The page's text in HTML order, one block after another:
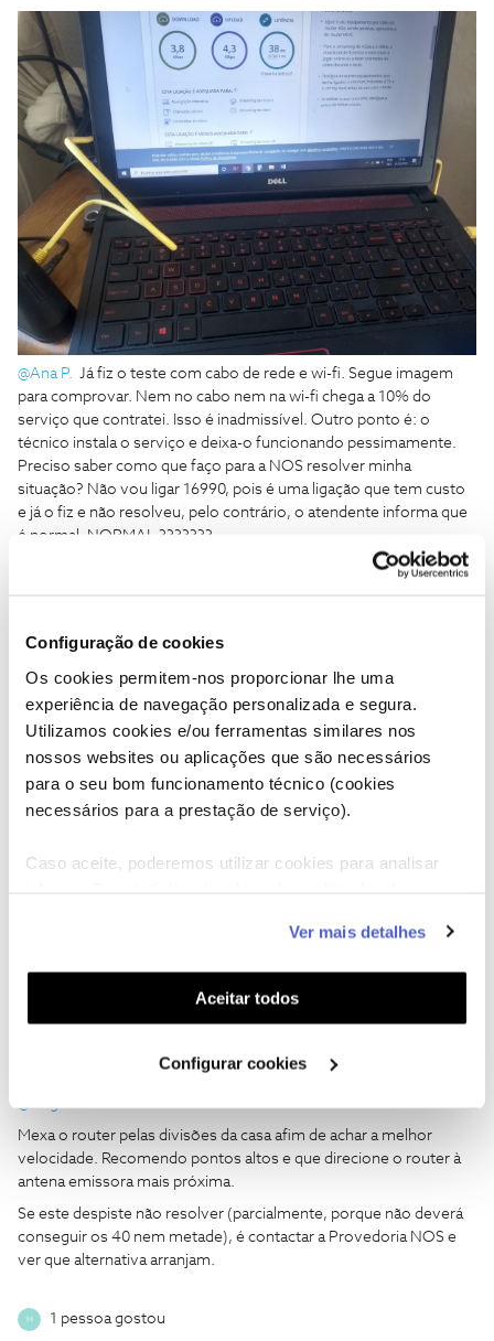
Configuração de cookies
Os cookies permitem-nos proporcionar lhe uma
experiência de navegação personalizada e segura.
Utilizamos cookies e/ou ferramentas similares nos
nossos websites ou aplicações que são necessários
para o seu bom funcionamento técnico (cookies
necessários para a prestação de serviço).
Caso aceite, poderemos utilizar cookies para analisar
funcionalidades (cookies de personalização e
funcionalidade) e adaptar anúncios aos seus interesses
(cookies de publicidade personalizada). Pode gerir a
utilização dos cookies clicando em "Configurar
Ver mais detalhes
Aceitar todos
Configurar cookies
@Ana P. Já fiz o teste com cabo de rede e wi-fi. Segue imagem
para comprovar. Nem no cabo nem na wi-fi chega a 10% do
serviço que contratei. Isso é inadmissível. Outro ponto é: o
técnico instala o serviço e deixa-o funcionando pessimamente.
Preciso saber como que faço para a NOS resolver minha
situação? Não vou ligar 16990, pois é uma ligação que tem custo
e já o fiz e não resolveu, pelo contrário, o atendente informa que
é normal. NORMAL ???????
cancele meu contrato sem ônus.
lenta… por isso contratei 40mb/s e não 1Gbps, percebe? 40Mb/s
Forum|Forum|5 years ago
Mexa o router pelas divisões da casa afim de achar a melhor
velocidade. Recomendo pontos altos e que direcione o router à
antena emissora mais próxima.
Se este despiste não resolver (parcialmente, porque não deverá
conseguir os 40 nem metade), é contactar a Provedoria NOS e
ver que alternativa arranjam.
1 pessoa gostou